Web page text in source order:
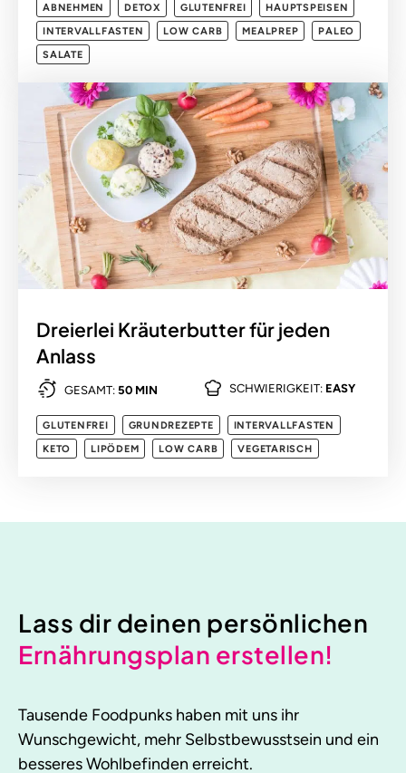
ABNEHMEN DETOX GLUTENFREI
HAUPTSPEISEN
INTERVALLFASTEN
LOW CARB MEALPREP
PALEO
SALATE
Dreierlei Kräuterbutter für jeden
Anlass
GESAMT: 50 MIN SCHWIERIGKEIT: EASY
GLUTENFREI GRUNDREZEPTE
INTERVALLFASTEN
KETO
LIPÖDEM LOW CARB VEGETARISCH
Lass dir deinen persönlichen
Ernährungsplan erstellen!
Tausende Foodpunks haben mit uns ihr
Wunschgewicht, mehr Selbstbewusstsein und ein
besseres Wohlbefinden erreicht.